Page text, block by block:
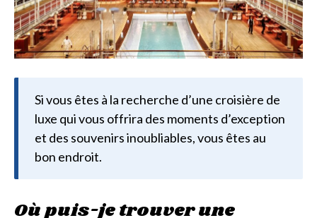
Si vous êtes à la recherche d’une croisière de
luxe qui vous offrira des moments d’exception
et des souvenirs inoubliables, vous êtes au
bon endroit.
Où puis-je trouver une